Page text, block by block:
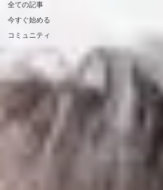
全ての記事
今すぐ始める
コミュニティ